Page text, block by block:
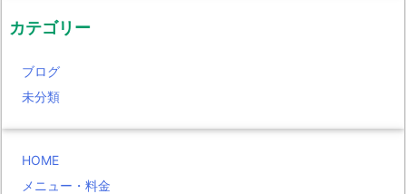
カテゴリー
ブログ
未分類
HOME
メニュー・料金